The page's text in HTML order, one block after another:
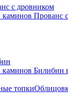
с дровником
Прованс
Билибин
топки